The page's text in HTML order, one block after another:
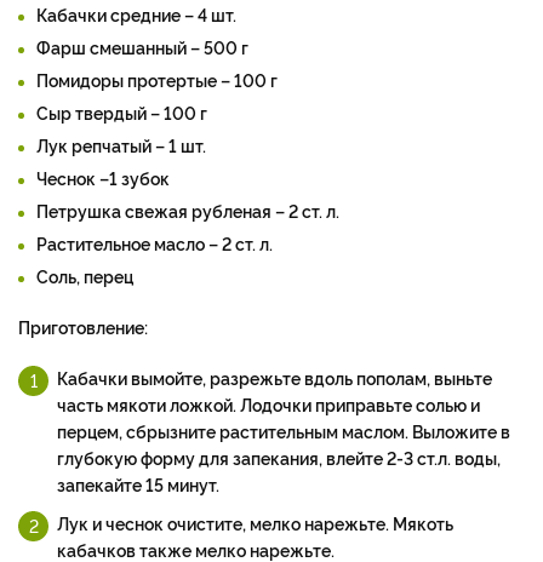
Кабачки средние – 4 шт.
Фарш смешанный – 500 г
Помидоры протертые – 100 г
Сыр твердый – 100 г
Лук репчатый – 1 шт.
Чеснок –1 зубок
Петрушка свежая рубленая – 2 ст. л.
Растительное масло – 2 ст. л.
Соль, перец
Приготовление:
Кабачки вымойте, разрежьте вдоль пополам, выньте
часть мякоти ложкой. Лодочки приправьте солью и
перцем, сбрызните растительным маслом. Выложите в
глубокую форму для запекания, влейте 2-3 ст.л. воды,
запекайте 15 минут.
Лук и чеснок очистите, мелко нарежьте. Мякоть
кабачков также мелко нарежьте.